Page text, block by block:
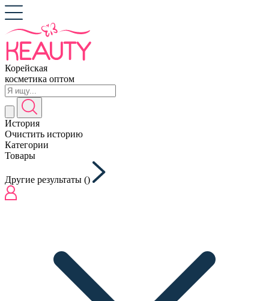
Корейская
косметика оптом
История
Очистить историю
Категории
Товары
Другие результаты ()